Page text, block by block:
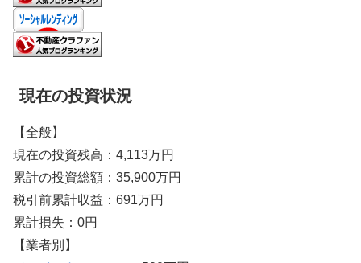
現在の投資状況
【全般】
現在の投資残高：4,113万円
累計の投資総額：35,900万円
税引前累計収益：691万円
累計損失：0円
【業者別】